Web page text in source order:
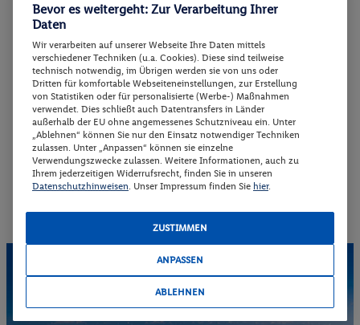
Goldsand sowie dem flachen, ruhigen Wasser – einfach
ideal für Familien mit Kindern. Entlang der Promenade
des Strandes finden sich viele traditionelle Tavernen,
charmante Cafés und Geschäfte, die für eine herrlich
entspannte Urlaubsatmosphäre sorgen. Der Strand von
Stalis ist gut ausgestattet mit Sonnenliegen,
Sonnenschirmen und Rettungsschwimmern.
Verschiedene Wassersportmöglichkeiten wie etwa
Bananenboote oder Jetski sorgen für eine ordentliche
Portion Spaß auf derKreta-Rundreise.
Bevor es weitergeht: Zur Verarbeitung Ihrer
Daten
Wir verarbeiten auf unserer Webseite Ihre Daten mittels
verschiedener Techniken (u.a. Cookies). Diese sind teilweise
technisch notwendig, im Übrigen werden sie von uns oder
Dritten für komfortable Webseiteneinstellungen, zur Erstellung
von Statistiken oder für personalisierte (Werbe-) Maßnahmen
verwendet. Dies schließt auch Datentransfers in Länder
außerhalb der EU ohne angemessenes Schutzniveau ein. Unter
„Ablehnen“ können Sie nur den Einsatz notwendiger Techniken
zulassen. Unter „Anpassen“ können sie einzelne
Verwendungszwecke zulassen. Weitere Informationen, auch zu
Ihrem jederzeitigen Widerrufsrecht, finden Sie in unseren
Datenschutzhinweisen . Unser Impressum finden Sie hier.
ZUSTIMMEN
ANPASSEN
ABLEHNEN